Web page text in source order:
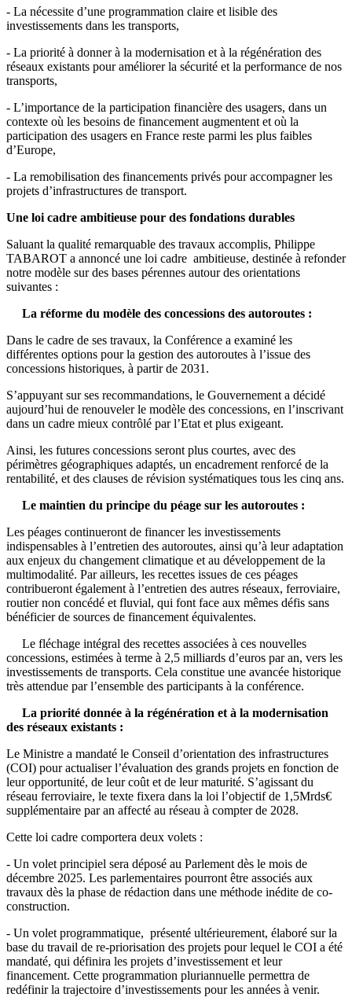
- La nécessite d’une programmation claire et lisible des
investissements dans les transports,
- La priorité à donner à la modernisation et à la régénération des
réseaux existants pour améliorer la sécurité et la performance de nos
transports,
- L’importance de la participation financière des usagers, dans un
contexte où les besoins de financement augmentent et où la
participation des usagers en France reste parmi les plus faibles
d’Europe,
- La remobilisation des financements privés pour accompagner les
projets d’infrastructures de transport.
Une loi cadre ambitieuse pour des fondations durables
Saluant la qualité remarquable des travaux accomplis, Philippe
TABAROT a annoncé une loi cadre ambitieuse, destinée à refonder
notre modèle sur des bases pérennes autour des orientations
suivantes :
La réforme du modèle des concessions des autoroutes :
Dans le cadre de ses travaux, la Conférence a examiné les
différentes options pour la gestion des autoroutes à l’issue des
concessions historiques, à partir de 2031.
S’appuyant sur ses recommandations, le Gouvernement a décidé
aujourd’hui de renouveler le modèle des concessions, en l’inscrivant
dans un cadre mieux contrôlé par l’Etat et plus exigeant.
Ainsi, les futures concessions seront plus courtes, avec des
périmètres géographiques adaptés, un encadrement renforcé de la
rentabilité, et des clauses de révision systématiques tous les cinq ans.
Le maintien du principe du péage sur les autoroutes :
Les péages continueront de financer les investissements
indispensables à l’entretien des autoroutes, ainsi qu’à leur adaptation
aux enjeux du changement climatique et au développement de la
multimodalité. Par ailleurs, les recettes issues de ces péages
contribueront également à l’entretien des autres réseaux, ferroviaire,
routier non concédé et fluvial, qui font face aux mêmes défis sans
bénéficier de sources de financement équivalentes.
Le fléchage intégral des recettes associées à ces nouvelles
concessions, estimées à terme à 2,5 milliards d’euros par an, vers les
investissements de transports. Cela constitue une avancée historique
très attendue par l’ensemble des participants à la conférence.
La priorité donnée à la régénération et à la modernisation
des réseaux existants :
Le Ministre a mandaté le Conseil d’orientation des infrastructures
(COI) pour actualiser l’évaluation des grands projets en fonction de
leur opportunité, de leur coût et de leur maturité. S’agissant du
réseau ferroviaire, le texte fixera dans la loi l’objectif de 1,5Mrds€
supplémentaire par an affecté au réseau à compter de 2028.
Cette loi cadre comportera deux volets :
- Un volet principiel sera déposé au Parlement dès le mois de
décembre 2025. Les parlementaires pourront être associés aux
travaux dès la phase de rédaction dans une méthode inédite de co-
construction.
- Un volet programmatique, présenté ultérieurement, élaboré sur la
base du travail de re-priorisation des projets pour lequel le COI a été
mandaté, qui définira les projets d’investissement et leur
financement. Cette programmation pluriannuelle permettra de
redéfinir la trajectoire d’investissements pour les années à venir.